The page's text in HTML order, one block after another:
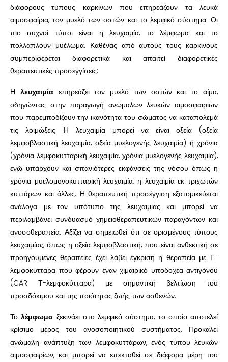
διάφορους τύπους καρκίνων που επηρεάζουν τα λευκά
αιμοσφαίρια, τον μυελό των οστών και το λεμφικό σύστημα. Οι
πιο συχνοί τύποι είναι η λευχαιμία, το λέμφωμα και το
πολλαπλούν μυέλωμα. Καθένας από αυτούς τους καρκίνους
συμπεριφέρεται διαφορετικά και απαιτεί διαφορετικές
θεραπευτικές προσεγγίσεις:
Η λευχαιμίαεπηρεάζει τον μυελό των οστών και το αίμα,
οδηγώντας στην παραγωγή ανώμαλων λευκών αιμοσφαιρίων
που παρεμποδίζουν την ικανότητα του σώματος να καταπολεμά
τις λοιμώξεις. Η λευχαιμία μπορεί να είναι οξεία (οξεία
λεμφοβλαστική λευχαιμία, οξεία μυελογενής λευχαιμία) ή χρόνια
(χρόνια λεμφοκυτταρική λευχαιμία, χρόνια μυελογενής λευχαιμία),
ενώ υπάρχουν και σπανιότερες εκφάνσεις της νόσου όπως η
χρόνια μυελομονοκυτταρική λευχαιμία, η λευχαιμία εκ τριχωτών
κυττάρων και άλλες. Η θεραπευτική προσέγγιση εξατομικεύεται
ανάλογα με τον υπότυπο της λευχαιμίας και μπορεί να
περιλαμβάνει συνδυασμό χημειοθεραπευτικών παραγόντων και
ανοσοθεραπεία. Αξίζει να σημειωθεί ότι σε ορισμένους τύπους
λευχαιμίας, όπως η οξεία λεμφοβλαστική, που είναι ανθεκτική σε
προηγούμενες θεραπείες έχει λάβει έγκριση η θεραπεία με Τ-
λεμφοκύτταρα που φέρουν έναν χιμαιρικό υποδοχέα αντιγόνου
(CAR Τ-λεμφοκύτταρα) με σημαντική βελτίωση του
προσδόκιμου και της ποιότητας ζωής των ασθενών.
Τολέμφωμα ξεκινάει στο λεμφικό σύστημα, το οποίο αποτελεί
κρίσιμο μέρος του ανοσοποιητικού συστήματος. Προκαλεί
ανώμαλη ανάπτυξη των λεμφοκυττάρων, ενός τύπου λευκών
αιμοσφαιρίων, και μπορεί να επεκταθεί σε διάφορα μέρη του